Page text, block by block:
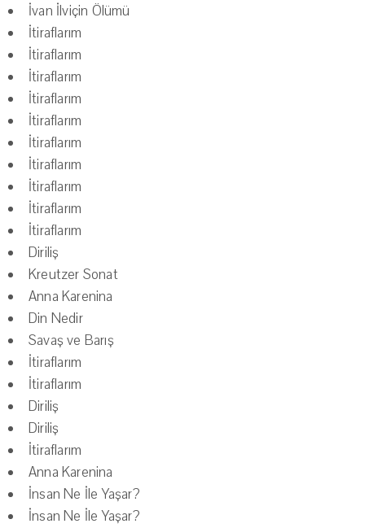
İvan İlviçin Ölümü
İtiraflarım
İtiraflarım
İtiraflarım
İtiraflarım
İtiraflarım
İtiraflarım
İtiraflarım
İtiraflarım
İtiraflarım
İtiraflarım
Diriliş
Kreutzer Sonat
Anna Karenina
Din Nedir
Savaş ve Barış
İtiraflarım
İtiraflarım
Diriliş
Diriliş
İtiraflarım
Anna Karenina
İnsan Ne İle Yaşar?
İnsan Ne İle Yaşar?